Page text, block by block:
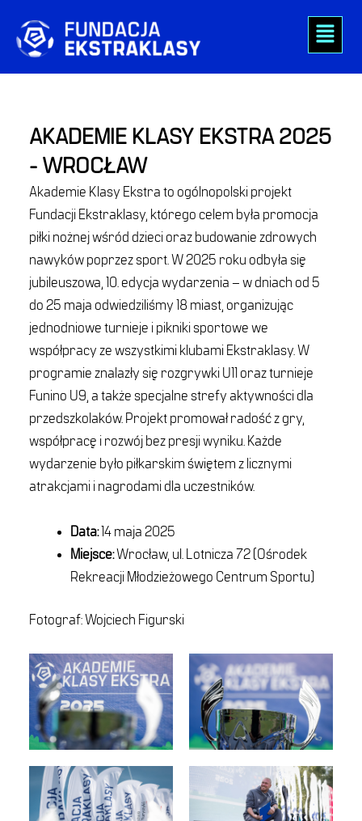
content
Menu
AKADEMIE KLASY EKSTRA 2025
- WROCŁAW
Akademie Klasy Ekstra to ogólnopolski projekt
Fundacji Ekstraklasy, którego celem była promocja
piłki nożnej wśród dzieci oraz budowanie zdrowych
nawyków poprzez sport. W 2025 roku odbyła się
jubileuszowa, 10. edycja wydarzenia – w dniach od 5
do 25 maja odwiedziliśmy 18 miast, organizując
jednodniowe turnieje i pikniki sportowe we
współpracy ze wszystkimi klubami Ekstraklasy. W
programie znalazły się rozgrywki U11 oraz turnieje
Funino U9, a także specjalne strefy aktywności dla
przedszkolaków. Projekt promował radość z gry,
współpracę i rozwój bez presji wyniku. Każde
wydarzenie było piłkarskim świętem z licznymi
atrakcjami i nagrodami dla uczestników.
Data:14 maja 2025
Miejsce:Wrocław, ul. Lotnicza 72 (Ośrodek
Rekreacji Młodzieżowego Centrum Sportu)
Fotograf: Wojciech Figurski